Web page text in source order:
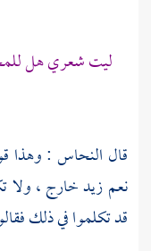
ليت شعري هل
قال النحاس : وهذا
نعم زيد خارج ، ولا
قد تكلموا في ذلك